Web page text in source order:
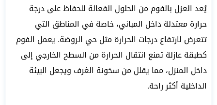
يُعد العزل بالفوم من الحلول الفعالة للحفاظ على درجة
حرارة معتدلة داخل المباني، خاصة في المناطق التي
تتعرض لارتفاع درجات الحرارة مثل حي الروضة. يعمل الفوم
كطبقة عازلة تمنع انتقال الحرارة من السطح الخارجي إلى
داخل المنزل، مما يقلل من سخونة الغرف ويجعل البيئة
الداخلية أكثر راحة.